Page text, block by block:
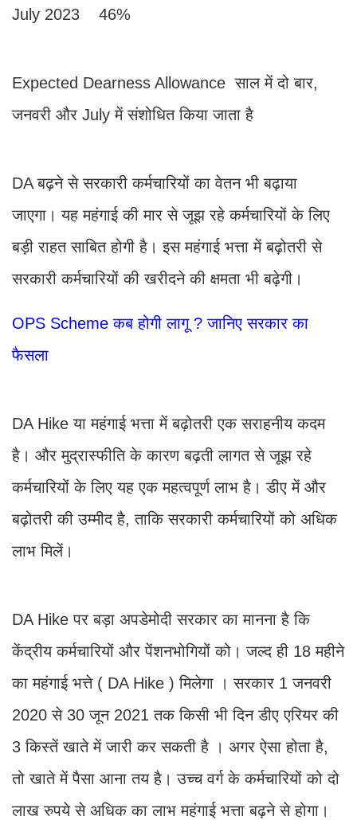
July 2023 46%
Expected Dearness Allowance साल में दो बार,
जनवरी और July में संशोधित किया जाता है
DA बढ़ने से सरकारी कर्मचारियों का वेतन भी बढ़ाया
जाएगा। यह महंगाई की मार से जूझ रहे कर्मचारियों के लिए
बड़ी राहत साबित होगी है। इस महंगाई भत्ता में बढ़ोतरी से
सरकारी कर्मचारियों की खरीदने की क्षमता भी बढ़ेगी।
OPS Scheme कब होगी लागू ? जानिए सरकार का
फैसला
DA Hike या महंगाई भत्ता में बढ़ोतरी एक सराहनीय कदम
है। और मुद्रास्फीति के कारण बढ़ती लागत से जूझ रहे
कर्मचारियों के लिए यह एक महत्वपूर्ण लाभ है। डीए में और
बढ़ोतरी की उम्मीद है, ताकि सरकारी कर्मचारियों को अधिक
लाभ मिलें।
DA Hike पर बड़ा अपडेमोदी सरकार का मानना है कि
केंद्रीय कर्मचारियों और पेंशनभोगियों को। जल्द ही 18 महीने
का महंगाई भत्ते ( DA Hike ) मिलेगा । सरकार 1 जनवरी
2020 से 30 जून 2021 तक किसी भी दिन डीए एरियर की
3 किस्तें खाते में जारी कर सकती है । अगर ऐसा होता है,
तो खाते में पैसा आना तय है। उच्च वर्ग के कर्मचारियों को दो
लाख रुपये से अधिक का लाभ महंगाई भत्ता बढ़ने से होगा।